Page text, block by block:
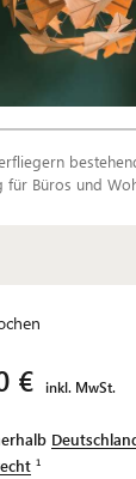
für Büros und
€ inkl. MwSt.